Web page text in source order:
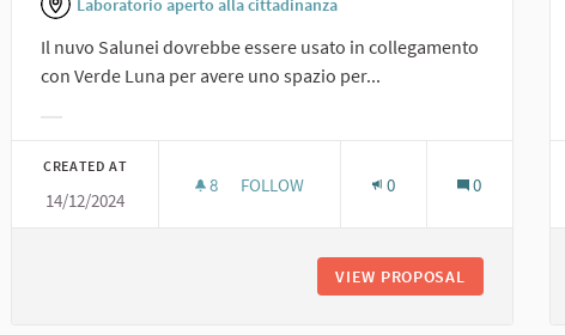
Laboratorio aperto alla cittadinanza
Il nuvo Salunei dovrebbe essere usato in collegamento
con Verde Luna per avere uno spazio per...
CREATED AT
14/12/2024
8 8 FOLLOWERS
FOLLOW 0 0
VIEW PROPOSAL